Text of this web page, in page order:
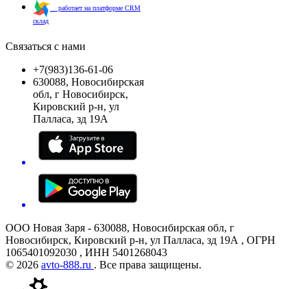
работает на платформе CRM
склад
Связаться с нами
+7(983)136-61-06
630088, Новосибирская
обл, г Новосибирск,
Кировский р-н, ул
Палласа, зд 19А
ООО Новая Заря - 630088, Новосибирская обл, г
Новосибирск, Кировский р-н, ул Палласа, зд 19А , ОГРН
1065401092030 , ИНН 5401268043
© 2026 avto-888.ru . Все права защищены.